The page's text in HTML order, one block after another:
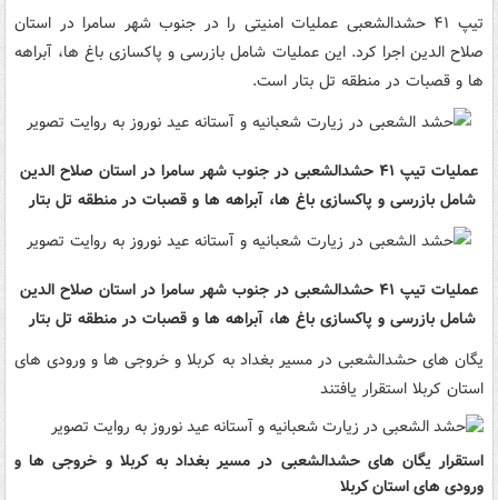
تیپ ۴۱ حشدالشعبی عملیات امنیتی را در جنوب شهر سامرا در استان
صلاح الدین اجرا کرد. این عملیات شامل بازرسی و پاکسازی باغ ها، آبراهه
ها و قصبات در منطقه تل بتار است.
عملیات تیپ ۴۱ حشدالشعبی در جنوب شهر سامرا در استان صلاح الدین
شامل بازرسی و پاکسازی باغ ها، آبراهه ها و قصبات در منطقه تل بتار
عملیات تیپ ۴۱ حشدالشعبی در جنوب شهر سامرا در استان صلاح الدین
شامل بازرسی و پاکسازی باغ ها، آبراهه ها و قصبات در منطقه تل بتار
یگان های حشدالشعبی در مسیر بغداد به کربلا و خروجی ها و ورودی های
استان کربلا استقرار یافتند
استقرار یگان های حشدالشعبی در مسیر بغداد به کربلا و خروجی ها و
ورودی های استان کربلا